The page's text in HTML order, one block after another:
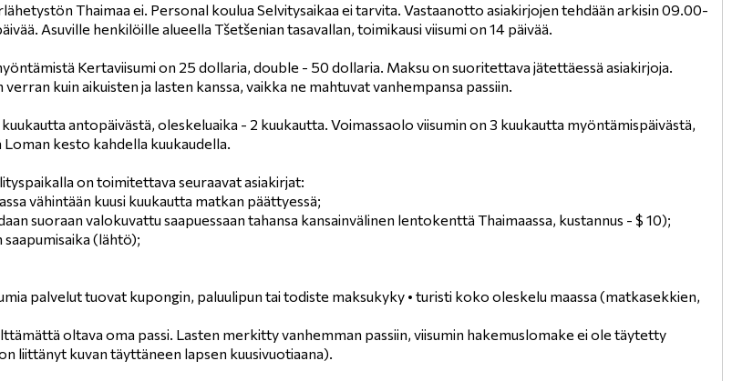
Thaimaa ei. Personal koulua Selvitysaikaa ei tarvita. Vastaanotto asiakirjojen tehdään arkisin 09.00-
Asuville henkilöille alueella Tšetšenian tasavallan, toimikausi viisumi on 14 päivää.
Kertaviisumi on 25 dollaria, double - 50 dollaria. Maksu on suoritettava jätettäessä asiakirjoja.
kuin aikuisten ja lasten kanssa, vaikka ne mahtuvat vanhempansa passiin.
antopäivästä, oleskeluaika - 2 kuukautta. Voimassaolo viisumin on 3 kuukautta myöntämispäivästä,
Loman kesto kahdella kuukaudella.
on toimitettava seuraavat asiakirjat:
vähintään kuusi kuukautta matkan päättyessä;
suoraan valokuvattu saapuessaan tahansa kansainvälinen lentokenttä Thaimaassa, kustannus - $ 10);
(lähtö);
palvelut tuovat kupongin, paluulipun tai todiste maksukyky • turisti koko oleskelu maassa (matkasekkien,
oltava oma passi. Lasten merkitty vanhemman passiin, viisumin hakemuslomake ei ole täytetty
liittänyt kuvan täyttäneen lapsen kuusivuotiaana).